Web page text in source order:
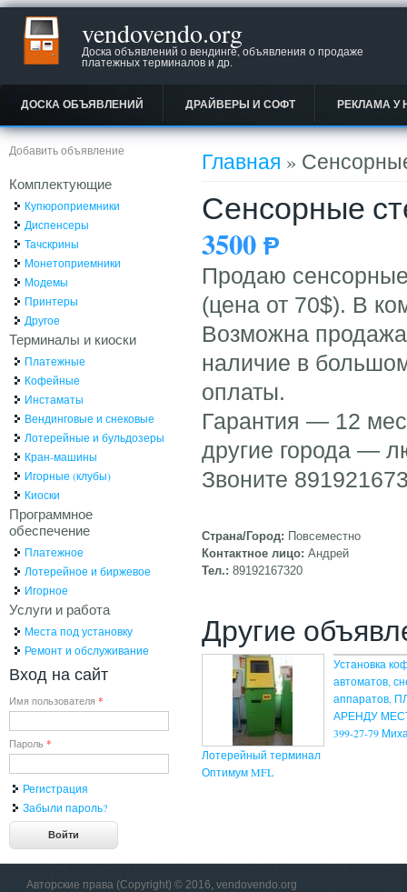
vendovendo.org
Доска объявлений о вендинге, объявления о продаже
платежных терминалов и др.
ДОСКА ОБЪЯВЛЕНИЙ ДРАЙВЕРЫ И СОФТ РЕКЛАМА У
Вы здесь
Главная »
Сенсорные
3500 Ᵽ
Продаю
(цена от 70$). В
Возможна продажа
наличие в
оплаты.
Гарантия — 12
другие города —
Звоните
Страна/Город: Повсеместно
Контактное лицо: Андрей
Тел.: 89192167320
Другие
Лотерейный терминал
Оптимум MFL
Установка
автоматов,
аппаратов,
АРЕНДУ
399-27-79
Добавить объявление
Комплектующие
Купюроприемники
Диспенсеры
Тачскрины
Монетоприемники
Модемы
Принтеры
Другое
Терминалы и киоски
Платежные
Кофейные
Инстаматы
Вендинговые и снековые
Лотерейные и бульдозеры
Кран-машины
Игорные (клубы)
Киоски
Программное
обеспечение
Платежное
Лотерейное и биржевое
Игорное
Услуги и работа
Места под установку
Ремонт и обслуживание
Вход на сайт
Имя пользователя *
Пароль *
Регистрация
Забыли пароль?
Авторские права (Copyright) © 2016, vendovendo.org